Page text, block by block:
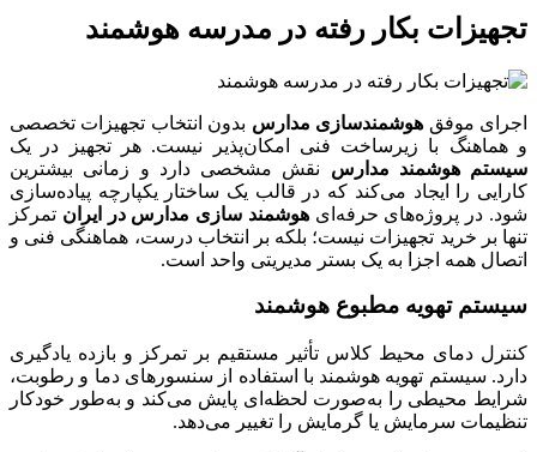
تجهیزات بکار رفته در مدرسه هوشمند
اجرای موفق هوشمندسازی مدارس بدون انتخاب تجهیزات تخصصی
و هماهنگ با زیرساخت فنی امکان‌پذیر نیست. هر تجهیز در یک
سیستم هوشمند مدارس نقش مشخصی دارد و زمانی بیشترین
کارایی را ایجاد می‌کند که در قالب یک ساختار یکپارچه پیاده‌سازی
شود. در پروژه‌های حرفه‌ایهوشمند سازی مدارس در ایران تمرکز
تنها بر خرید تجهیزات نیست؛ بلکه بر انتخاب درست، هماهنگی فنی و
اتصال همه اجزا به یک بستر مدیریتی واحد است.
سیستم تهویه مطبوع هوشمند
کنترل دمای محیط کلاس تأثیر مستقیم بر تمرکز و بازده یادگیری
دارد. سیستم تهویه هوشمند با استفاده از سنسورهای دما و رطوبت،
شرایط محیطی را به‌صورت لحظه‌ای پایش می‌کند و به‌طور خودکار
تنظیمات سرمایش یا گرمایش را تغییر می‌دهد.